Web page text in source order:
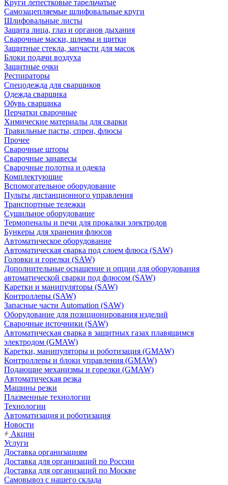
Круги лепестковые тарельчатые
Самозацепляемые шлифовальные круги
Шлифовальные листы
Защита лица, глаз и органов дыхания
Сварочные маски, шлемы и щитки
Защитные стекла, запчасти для масок
Блоки подачи воздуха
Защитные очки
Респираторы
Спецодежда для сварщиков
Одежда сварщика
Обувь сварщика
Перчатки сварочные
Химические материалы для сварки
Травильные пасты, спреи, флюсы
Прочее
Сварочные шторы
Сварочные занавесы
Сварочные полотна и одеяла
Комплектующие
Вспомогательное оборудование
Пульты дистанционного управления
Транспортные тележки
Сушильное оборудование
Термопеналы и печи для прокалки электродов
Бункеры для хранения флюсов
Автоматическое оборудование
Автоматическая сварка под слоем флюса (SAW)
Головки и горелки (SAW)
Дополнительные оснащение и опции для оборудования
автоматической сварки под флюсом (SAW)
Каретки и манипуляторы (SAW)
Контроллеры (SAW)
Запасные части Automation (SAW)
Оборудование для позиционирования изделий
Сварочные источники (SAW)
Автоматическая сварка в защитных газах плавящимся
электродом (GMAW)
Каретки, манипуляторы и роботизация (GMAW)
Контроллеры и блоки управления (GMAW)
Подающие механизмы и горелки (GMAW)
Автоматическая резка
Машины резки
Плазменные технологии
Технологии
Автоматизация и роботизация
Новости
Акции
Услуги
Доставка организациям
Доставка для организаций по России
Доставка для организаций по Москве
Самовывоз с нашего склада